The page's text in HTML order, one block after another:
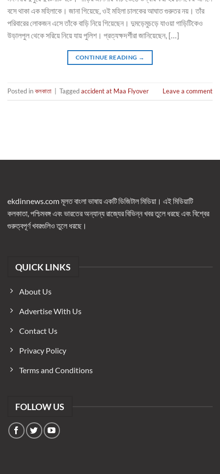
বসে থাকা এক মহিলাকে। জানা গিয়েছে, ওই মহিলা চালকের আঘাত গুরুতর নয়। তাঁর
পরিবারের লোকজন এসে তাঁকে বাড়ি নিয়ে গিয়েছেন। দুমড়েমুচড়ে যাওয়া গাড়িটিকেও
উড়ালপুল থেকে সরিয়ে নিয়ে যায় পুলিশ। প্রত্যক্ষদর্শীরা জানিয়েছেন, […]
CONTINUE READING →
Posted inকলকাতা Taggedaccident at Maa Flyover Leave a comment
ekdinnews.com মূলত বাংলা ভাষায় একটি ডিজিটাল মিডিয়া। এই মিডিয়াটি
কলকাতা, পশ্চিমবঙ্গ এবং ভারতের অন্যান্য রাজ্যের বিভিন্ন খবর তুলে ধরছে এবং বিশ্বের
গুরুত্বপূর্ণ খবরগুলিও তুলে ধরছে।
QUICK LINKS
About Us
Advertise With Us
Contact Us
Privacy Policy
Terms and Conditions
FOLLOW US